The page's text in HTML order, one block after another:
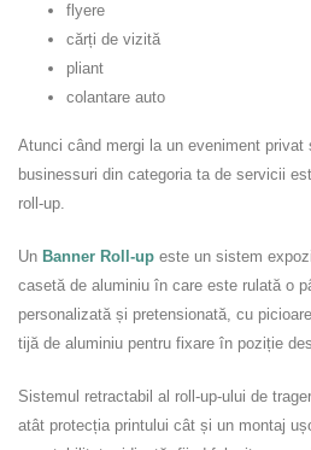
flyere
cărți de vizită
pliant
colantare auto
Atunci când mergi la un eveniment
businessuri din categoria ta de servicii
roll-up.
Un Banner Roll-up este un sistem
casetă de aluminiu în care este rulată o
personalizată și pretensionată, cu
tijă de aluminiu pentru fixare în poziție
Sistemul retractabil al roll-up-ului de
atât protecția printului cât și un montaj